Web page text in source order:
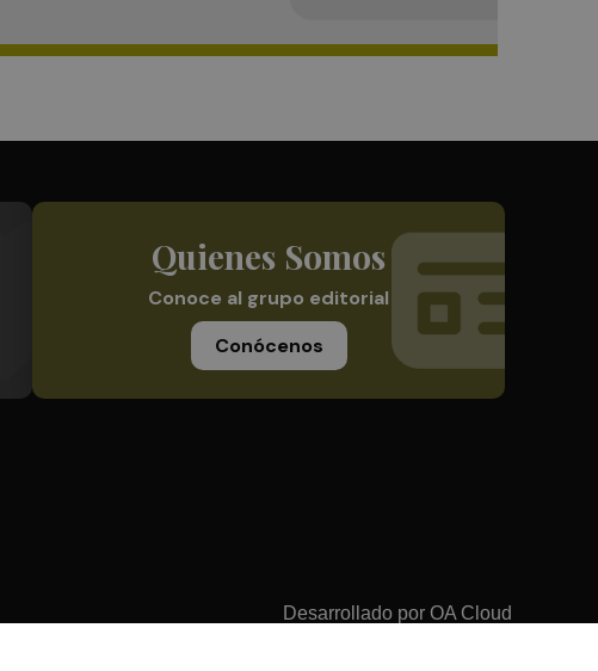
Quienes Somos
Conoce al grupo editorial
Conócenos
Desarrollado por OA Cloud